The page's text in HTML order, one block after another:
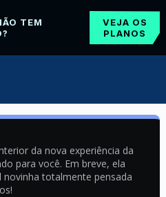
TEM
VEJA OS
PLANOS
da nova experiência da
para você. Em breve, ela
novinha totalmente pensada